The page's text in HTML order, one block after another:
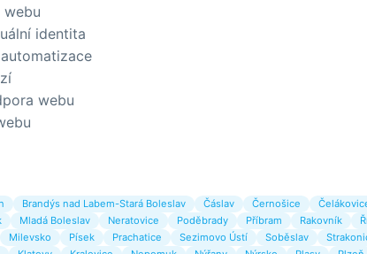
webu
identita
webu
Brandýs nad Labem-Stará Boleslav Čáslav Černošice
Mladá Boleslav Neratovice Poděbrady Příbram Rakovník
Milevsko Písek Prachatice Sezimovo Ústí Soběslav